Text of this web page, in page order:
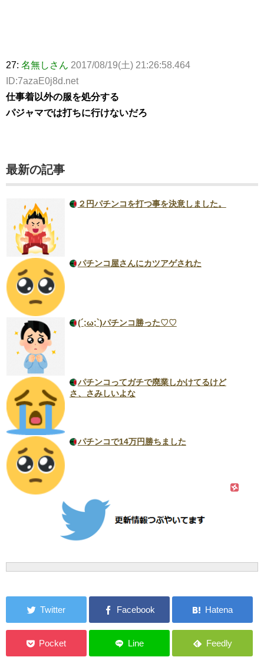
27: 名無しさん 2017/08/19(土) 21:26:58.464
ID:7azaE0j8d.net
仕事着以外の服を処分する
パジャマでは打ちに行けないだろ
最新の記事
２円パチンコを打つ事を決意しました。
パチンコ屋さんにカツアゲされた
(´;ω;`)パチンコ勝った♡♡
パチンコってガチで廃業しかけてるけど
さ、さみしいよな
パチンコで14万円勝ちました